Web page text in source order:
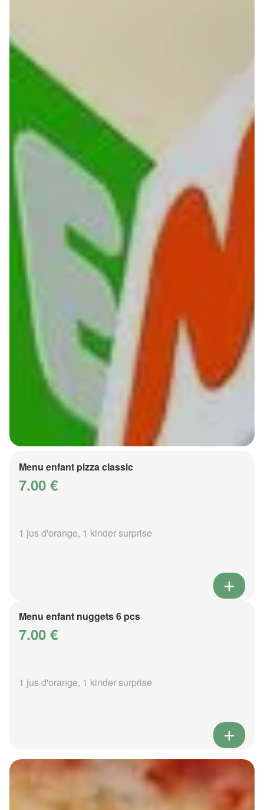
Menu enfant pizza classic
7.00 €
1 jus d'orange, 1 kinder surprise
Menu enfant nuggets 6 pcs
7.00 €
1 jus d'orange, 1 kinder surprise